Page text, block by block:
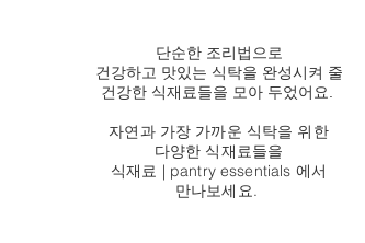
단순한 조리법으로
건강하고 맛있는 식탁을 완성시켜 줄
건강한 식재료들을 모아 두었어요.
자연과 가장 가까운 식탁을 위한
다양한 식재료들을
식재료 | pantry essentials 에서
만나보세요.